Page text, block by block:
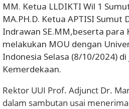
MM. Ketua LLDIKTI Wil 1
MA.PH.D. Ketua APTISI Sumut
Indrawan SE.MM,beserta para
melakukan MOU dengan
Indonesia Selasa (8/10/2024)
Kemerdekaan.
Rektor UUI Prof. Adjunct Dr.
dalam sambutan usai